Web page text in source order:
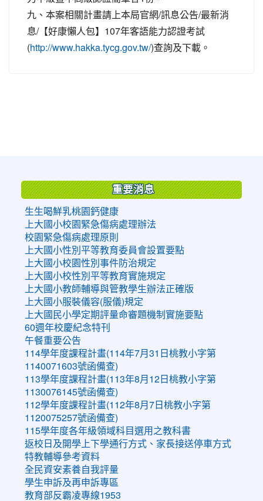
九、本案相關計畫請上本局官網/訊息公告/最新消
息/【好康懶人包】107年客語能力認證考試
(http://www.hakka.tycg.gov.tw/)查詢及下載。
重要消息
生生喝鮮乳桃園鈣健康
上大國小校園緊急傷病處理辦法
校園緊急傷病處理原則
上大國小性別平等教育委員會設置要點
上大國小校園性別事件防治規定
上大國小校性別平等教育實施規定
上大國小教師輔導與管教學生辦法正確版
上大國小服裝儀容(服儀)規定
上大國民小學定期評量命審題機制實施要點
60週年校慶紀念特刊
午餐重要公告
114學年度課程計畫(114年7月31日桃教小字第
1140071603號函備查)
113學年度課程計畫(113年8月12日桃教小字第
1130076145號函備查)
112學年度課程計畫(112年8月7日桃教小字第
1120075257號函備查)
115學年度各年級領域科目選用之教科書
返校日及開學上下學通行方式、家長接送停車方式
特教輔導參考資料
全民資安素養自我評量
學生申訴及再申訴專區
教育部反霸凌專線1953